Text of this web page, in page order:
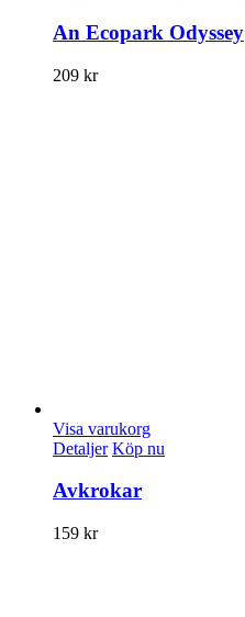
An Ecopark Odyssey
209 kr
Visa varukorg
Detaljer Köp nu
Avkrokar
159 kr